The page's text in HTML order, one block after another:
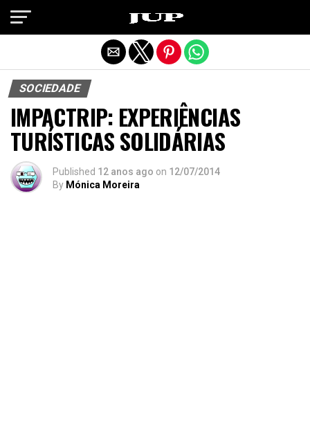
SOCIEDADE
IMPACTRIP: EXPERIÊNCIAS
TURÍSTICAS SOLIDÁRIAS
Published 12 anos ago on 12/07/2014
By Mónica Moreira
Exit mobile version